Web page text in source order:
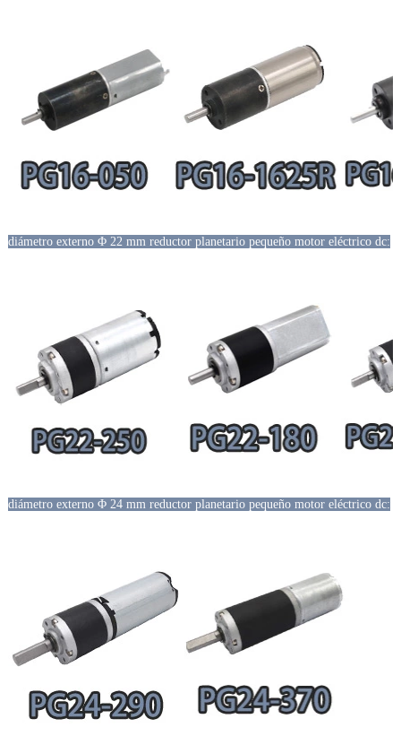
diámetro externo Φ 22 mm reductor planetario pequeño motor eléctrico dc:
diámetro externo Φ 24 mm reductor planetario pequeño motor eléctrico dc: